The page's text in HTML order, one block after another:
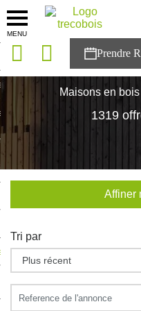
MENU
solutions
Trecobois
à NESTOR
Maisons en
1319
Affiner
Tri par